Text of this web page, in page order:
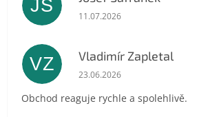
JŠ Hodnocení obchodu je 5 z 5
11.07.2026
VZ Vladimír Zapletal
Hodnocení obchodu je 5 z 5
23.06.2026
Obchod reaguje rychle a spolehlivě.